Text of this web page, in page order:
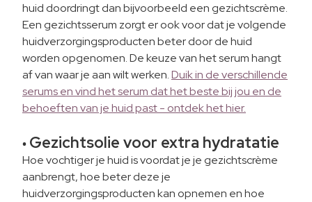
huid doordringt dan bijvoorbeeld een gezichtscrème.
Een gezichtsserum zorgt er ook voor dat je volgende
huidverzorgingsproducten beter door de huid
worden opgenomen. De keuze van het serum hangt
af van waar je aan wilt werken.Duik in de verschillende
serums en vind het serum dat het beste bij jou en de
behoeften van je huid past - ontdek het hier.
• Gezichtsolie voor extra hydratatie
Hoe vochtiger je huid is voordat je je gezichtscrème
aanbrengt, hoe beter deze je
huidverzorgingsproducten kan opnemen en hoe